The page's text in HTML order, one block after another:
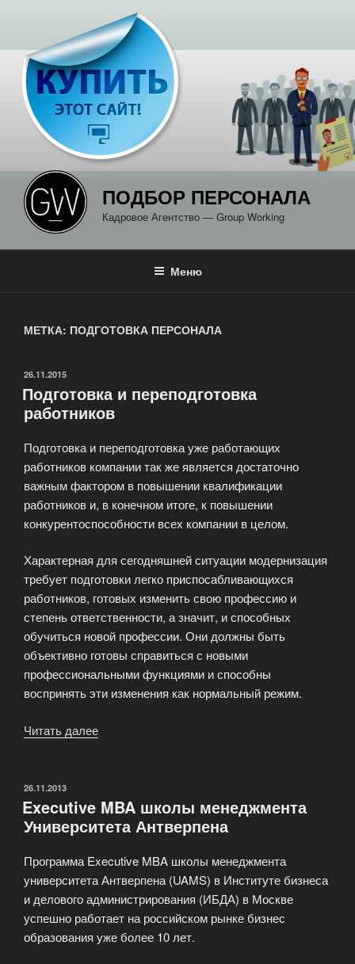
содержимому
ПОДБОР ПЕРСОНАЛА
Кадровое Агентство — Group Working
Меню
МЕТКА: ПОДГОТОВКА ПЕРСОНАЛА
ОПУБЛИКОВАНО
26.11.2015
Подготовка и переподготовка
работников
Подготовка и переподготовка уже работающих
работников компании так же является достаточно
важным фактором в повышении квалификации
работников и, в конечном итоге, к повышении
конкурентоспособности всех компании в целом.
Характерная для сегодняшней ситуации модернизация
требует подготовки легко приспосабливающихся
работников, готовых изменить свою профессию и
степень ответственности, а значит, и способных
обучиться новой профессии. Они должны быть
объективно готовы справиться с новыми
профессиональными функциями и способны
воспринять эти изменения как нормальный режим.
Читать далее
ОПУБЛИКОВАНО
26.11.2013
Executive MBA школы менеджмента
Университета Антверпена
Программа Executive MBA школы менеджмента
университета Антверпена (UAMS) в Институте бизнеса
и делового администрирования (ИБДА) в Москве
успешно работает на российском рынке бизнес
образования уже более 10 лет.